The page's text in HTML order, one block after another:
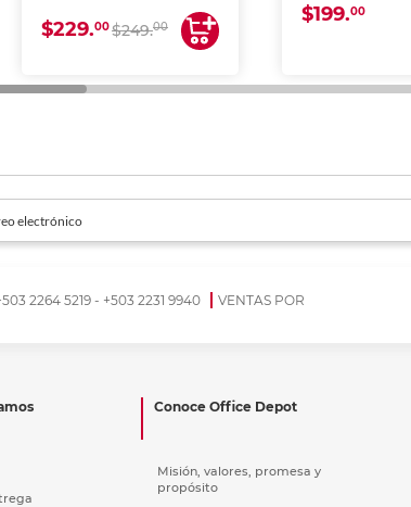
$229.00$249.00
$199.00
2264 5219 - +503 2231 9940
VENTAS POR
Conoce Office Depot
Misión, valores, promesa y
propósito